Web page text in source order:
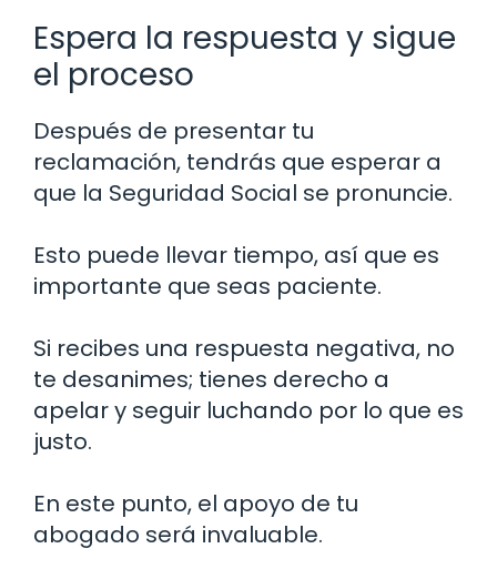
Espera la respuesta y sigue
el proceso
Después de presentar tu
reclamación, tendrás que esperar a
que la Seguridad Social se pronuncie.
Esto puede llevar tiempo, así que es
importante que seas paciente.
Si recibes una respuesta negativa, no
te desanimes; tienes derecho a
apelar y seguir luchando por lo que es
justo.
En este punto, el apoyo de tu
abogado será invaluable.